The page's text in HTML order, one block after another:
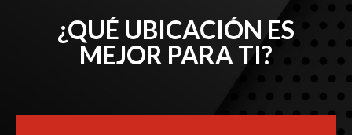
¿QUÉ UBICACIÓN ES
MEJOR PARA TI?